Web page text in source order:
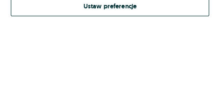
Kontynuując za pośrednictwem jednego z dostawców wskazanych powyżej,
Regulamin serwisu OLX.pl w jego aktualnym brzmieniu.
Ustaw preferencje